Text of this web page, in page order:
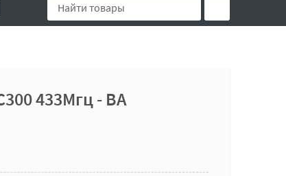
433Мгц - BA